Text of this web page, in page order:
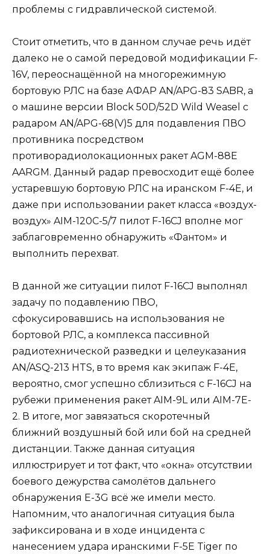
проблемы с гидравлической системой.
Стоит отметить, что в данном случае речь идёт
далеко не о самой передовой модификации F-
16V, переоснащённой на многорежимную
бортовую РЛС на базе АФАР AN/APG-83 SABR, а
о машине версии Block 50D/52D Wild Weasel c
радаром AN/APG-68(V)5 для подавления ПВО
противника посредством
противорадиолокационных ракет AGM-88E
AARGM. Данный радар превосходит ещё более
устаревшую бортовую РЛС на иранском F-4E, и
даже при использовании ракет класса «воздух-
воздух» AIM-120C-5/7 пилот F-16CJ вполне мог
заблаговременно обнаружить «Фантом» и
выполнить перехват.
В данной же ситуации пилот F-16CJ выполнял
задачу по подавлению ПВО,
сфокусировавшись на использования не
бортовой РЛС, а комплекса пассивной
радиотехнической разведки и целеуказания
AN/ASQ-213 HTS, в то время как экипаж F-4E,
вероятно, смог успешно сблизиться с F-16CJ на
рубежи применения ракет AIM-9L или AIM-7E-
2. В итоге, мог завязаться скоротечный
ближний воздушный бой или бой на средней
дистанции. Также данная ситуация
иллюстрирует и тот факт, что «окна» отсутствии
боевого дежурства самолётов дальнего
обнаружения E-3G всё же имели место.
Напомним, что аналогичная ситуация была
зафиксирована и в ходе инцидента с
нанесением удара иранскими F-5E Tiger по